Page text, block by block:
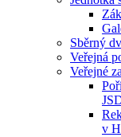
Sběrný
Veřejná
Veřejné
v